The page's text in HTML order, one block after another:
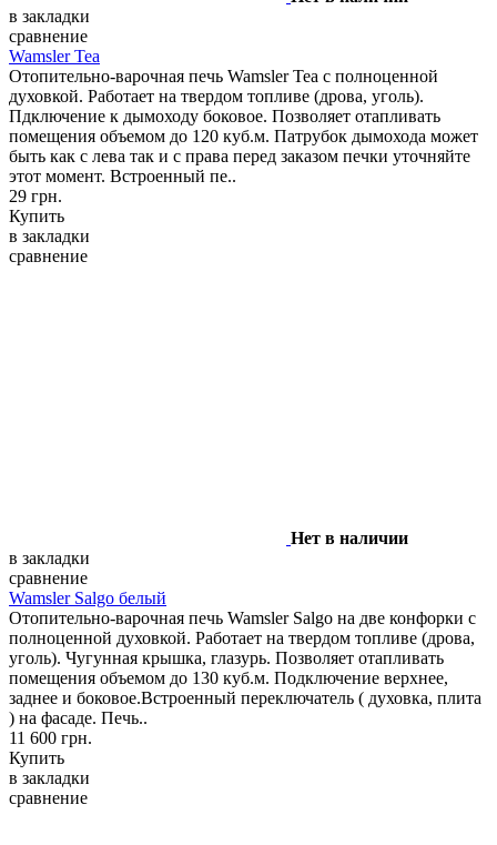
в закладки
сравнение
Wamsler Tea
Отопительно-варочная печь Wamsler Tea с полноценной
духовкой. Работает на твердом топливе (дрова, уголь).
Пдключение к дымоходу боковое. Позволяет отапливать
помещения объемом до 120 куб.м. Патрубок дымохода может
быть как с лева так и с права перед заказом печки уточняйте
этот момент. Встроенный пе..
29 грн.
Купить
в закладки
сравнение
Нет в наличии
в закладки
сравнение
Wamsler Salgo белый
Отопительно-варочная печь Wamsler Salgo на две конфорки с
полноценной духовкой. Работает на твердом топливе (дрова,
уголь). Чугунная крышка, глазурь. Позволяет отапливать
помещения объемом до 130 куб.м. Подключение верхнее,
заднее и боковое.Встроенный переключатель ( духовка, плита
) на фасаде. Печь..
11 600 грн.
Купить
в закладки
сравнение